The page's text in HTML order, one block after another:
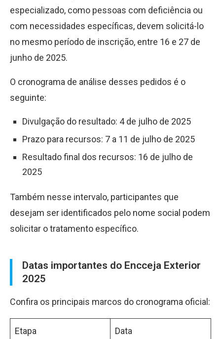
especializado, como pessoas com deficiência ou
com necessidades específicas, devem solicitá-lo
no mesmo período de inscrição, entre 16 e 27 de
junho de 2025.
O cronograma de análise desses pedidos é o
seguinte:
Divulgação do resultado: 4 de julho de 2025
Prazo para recursos: 7 a 11 de julho de 2025
Resultado final dos recursos: 16 de julho de
2025
Também nesse intervalo, participantes que
desejam ser identificados pelo nome social podem
solicitar o tratamento específico.
Datas importantes do Encceja Exterior
2025
Confira os principais marcos do cronograma oficial:
Etapa Data